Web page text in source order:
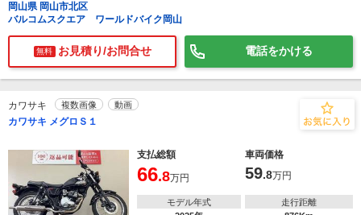
岡山県 岡山市北区
バルコムスクエア ワールドバイク岡山
無料 お見積り/お問合せ 電話をかける
カワサキ 複数画像 動画
カワサキ メグロＳ１
支払総額 車両価格
66.8万円 59.8万円
モデル年式
走行距離